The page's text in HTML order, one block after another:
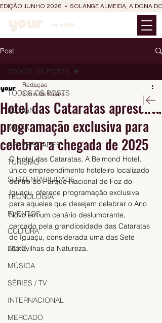
EDIÇÃO JUNHO 2026  •  SOLANGE ALMEIDA, A DONA
Post
TODOS OS POSTS
DESIGN
MODA
CELEBRIDADES
TURISMO
SUSTENTABILIDADE
TECNOLOGIA
EVENTOS
CULTURA
LUXO
MÚSICA
SÉRIES / TV
INTERNACIONAL
MERCADO
TODOS OS POSTS
Hotel das Cataratas apresenta
programação exclusiva para
celebrar a chegada de 2025
Redação
3 min de leitura
O Hotel das Cataratas, A Belmond Hotel,
único empreendimento hoteleiro localizado
dentro do Parque Nacional de Foz do
Iguaçu, oferece programação exclusiva
para aqueles que desejam celebrar o Ano
Novo em um cenário deslumbrante,
cercado pela grandiosidade das Cataratas
do Iguaçu, considerada uma das Sete
Maravilhas da Natureza.